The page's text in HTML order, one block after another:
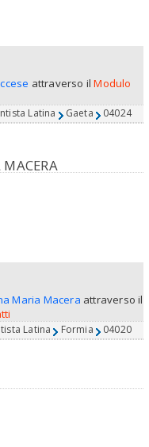
attraverso ilModulo
Latina Gaeta 04024
Maria Macera attraverso il
Latina Formia 04020